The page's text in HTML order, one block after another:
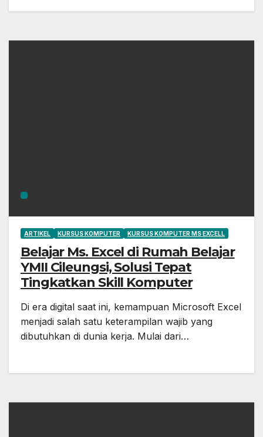
ARTIKEL KURSUS KOMPUTER KURSUS KOMPUTER MS EXCELL
Belajar Ms. Excel di Rumah Belajar
YMII Cileungsi, Solusi Tepat
Tingkatkan Skill Komputer
Di era digital saat ini, kemampuan Microsoft Excel
menjadi salah satu keterampilan wajib yang
dibutuhkan di dunia kerja. Mulai dari…